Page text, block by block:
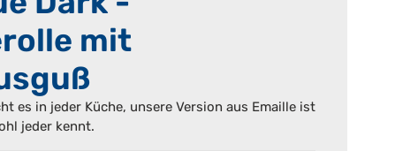
mit
es in jeder Küche, unsere Version aus Emaille ist
jeder kennt.